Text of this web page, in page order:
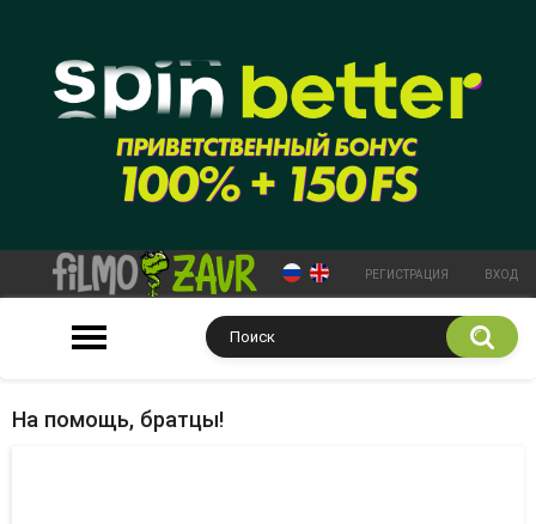
РЕГИСТРАЦИЯ ВХОД
На помощь, братцы!